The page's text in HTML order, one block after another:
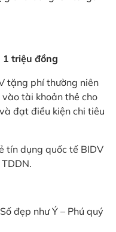
1 triệu đồng
tặng phí thường niên
tài khoản thẻ cho
đạt điều kiện chi tiêu
tín dụng quốc tế BIDV
đẹp như Ý – Phú quý